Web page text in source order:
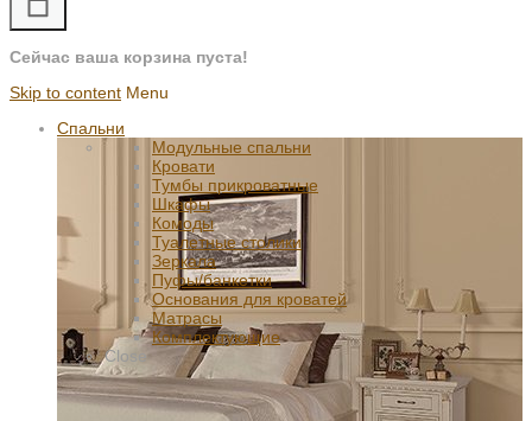
Сейчас ваша корзина пуста!
Skip to content Menu
Спальни
Модульные спальни
Кровати
Тумбы прикроватные
Шкафы
Комоды
Туалетные столики
Зеркала
Пуфы/банкетки
Основания для кроватей
Матрасы
Комплектующие
Close